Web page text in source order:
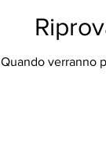
Quando verranno